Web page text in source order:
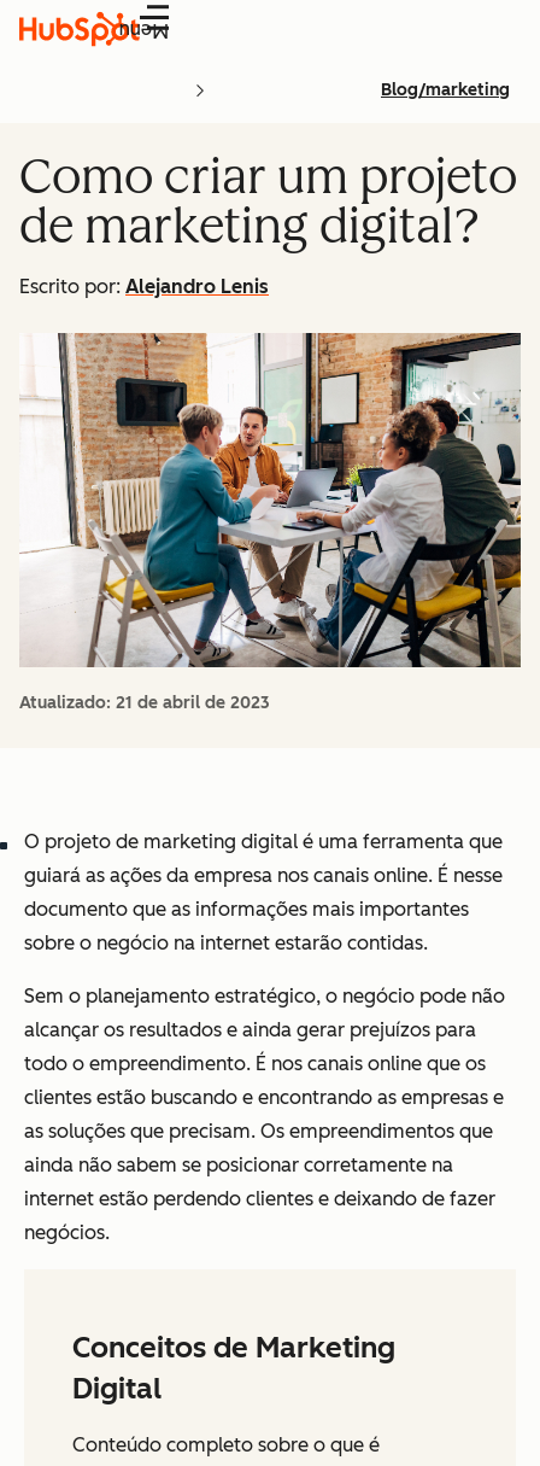
Menu
Blog/marketing
Como criar um projeto
de marketing digital?
Escrito por: Alejandro Lenis
Atualizado: 21 de abril de 2023
O projeto de marketing digital é uma ferramenta que
guiará as ações da empresa nos canais online. É nesse
documento que as informações mais importantes
sobre o negócio na internet estarão contidas.
Sem o planejamento estratégico, o negócio pode não
alcançar os resultados e ainda gerar prejuízos para
todo o empreendimento. É nos canais online que os
clientes estão buscando e encontrando as empresas e
as soluções que precisam. Os empreendimentos que
ainda não sabem se posicionar corretamente na
internet estão perdendo clientes e deixando de fazer
negócios.
Conceitos de Marketing
Digital
Conteúdo completo sobre o que é